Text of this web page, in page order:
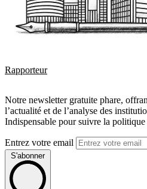
Rapporteur
Notre newsletter gratuite phare,
l’actualité et de l’analyse des
Indispensable pour suivre la politique
Entrez votre email
S'abonner